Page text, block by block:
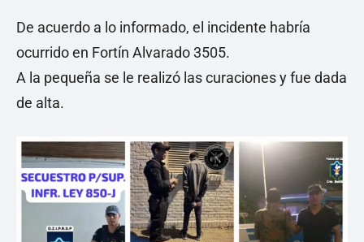
De acuerdo a lo informado, el incidente habría
ocurrido en Fortín Alvarado 3505.
A la pequeña se le realizó las curaciones y fue dada
de alta.